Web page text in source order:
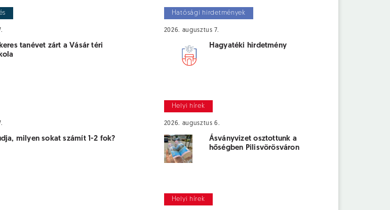
tanévet zárt a Vásár téri
Hatósági hirdetmények
2026. augusztus 7.
Hagyatéki hirdetmény
milyen sokat számít 1-2 fok?
Helyi hírek
2026. augusztus 6.
Ásványvizet osztottunk a
hőségben Pilisvörösváron
Helyi hírek